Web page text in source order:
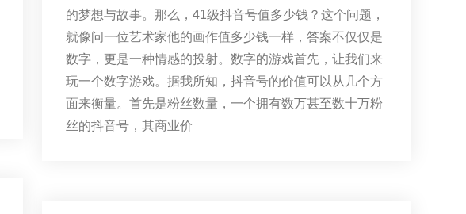
的梦想与故事。那么，41级抖音号值多少钱？这个问题，
就像问一位艺术家他的画作值多少钱一样，答案不仅仅是
数字，更是一种情感的投射。数字的游戏首先，让我们来
玩一个数字游戏。据我所知，抖音号的价值可以从几个方
面来衡量。首先是粉丝数量，一个拥有数万甚至数十万粉
丝的抖音号，其商业价